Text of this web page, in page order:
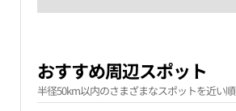
おすすめ周辺スポット
半径50km以内のさまざまなスポットを近い順